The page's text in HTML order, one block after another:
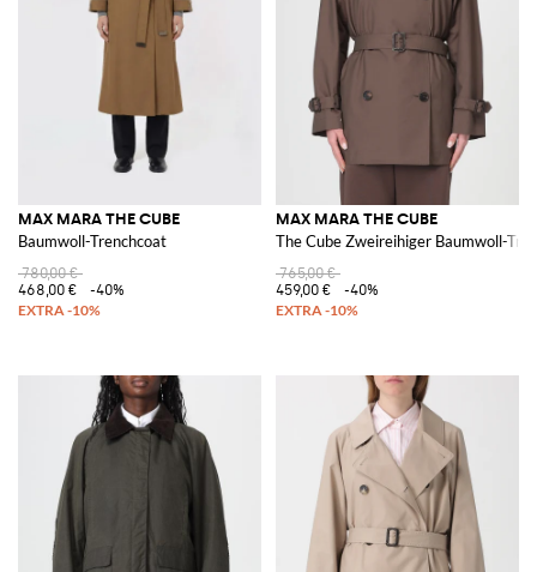
MAX MARA THE CUBE
Baumwoll-Trenchcoat
780,00 €
468,00 €
-40%
MAX MARA THE CUBE
The Cube Zweireihiger Baumwoll-
765,00 €
459,00 €
-40%